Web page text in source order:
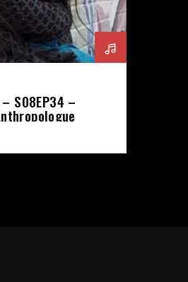
S08EP34 –
&